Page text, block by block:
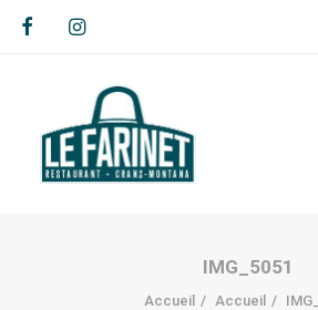
IMG_5051
Accueil Accueil